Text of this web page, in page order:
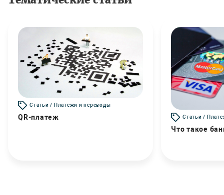
Статьи / Платежи и переводы
QR-платеж Статьи /
Что такое